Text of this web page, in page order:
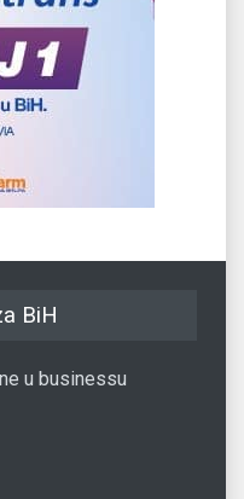
BiH
u businessu